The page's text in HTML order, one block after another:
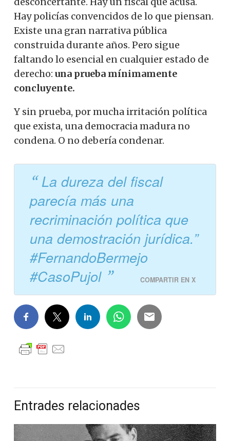
Hay policías convencidos de lo que piensan.
Existe una gran narrativa pública
construida durante años. Pero sigue
faltando lo esencial en cualquier estado de
derecho: una prueba mínimamente
concluyente.
Y sin prueba, por mucha irritación política
que exista, una democracia madura no
condena. O no debería condenar.
La dureza del fiscal
parecía más una
recriminación política que
una demostración jurídica.”
#FernandoBermejo
#CasoPujol
COMPARTIR EN X
Entrades relacionades